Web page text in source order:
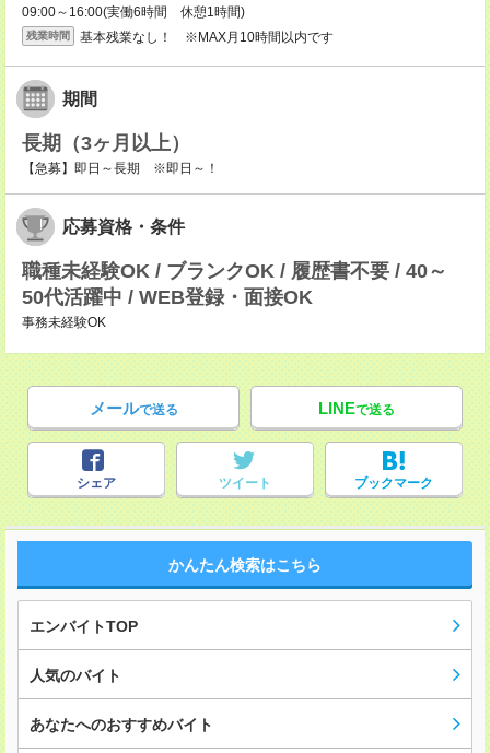
09:00～16:00(実働6時間 休憩1時間)
残業時間 基本残業なし！ ※MAX月10時間以内です
期間
長期（3ヶ月以上）
【急募】即日～長期 ※即日～！
応募資格・条件
職種未経験OK / ブランクOK / 履歴書不要 / 40～
50代活躍中 / WEB登録・面接OK
事務未経験OK
メールで送る LINEで送る
シェア ツイート ブックマーク
かんたん検索はこちら
エンバイトTOP
人気のバイト
あなたへのおすすめバイト